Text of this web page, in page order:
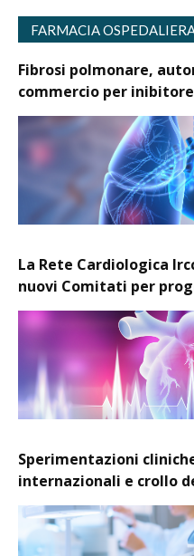
FARMACIA
Fibrosi polmonare,
commercio per
La Rete Cardiologica
nuovi Comitati per
Sperimentazioni
internazionali e crollo